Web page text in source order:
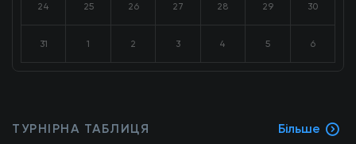
24 25 26 27 28 29 30
31 1 2 3 4 5 6
ТУРНІРНА ТАБЛИЦЯ Більше